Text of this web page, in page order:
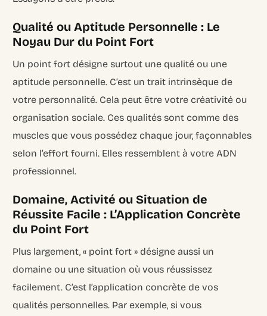
Qualité ou Aptitude Personnelle : Le
Noyau Dur du Point Fort
Un point fort désigne surtout une qualité ou une
aptitude personnelle. C’est un trait intrinsèque de
votre personnalité. Cela peut être votre créativité ou
organisation sociale. Ces qualités sont comme des
muscles que vous possédez chaque jour, façonnables
selon l’effort fourni. Elles ressemblent à votre ADN
professionnel.
Domaine, Activité ou Situation de
Réussite Facile : L’Application Concrète
du Point Fort
Plus largement, « point fort » désigne aussi un
domaine ou une situation où vous réussissez
facilement. C’est l’application concrète de vos
qualités personnelles. Par exemple, si vous